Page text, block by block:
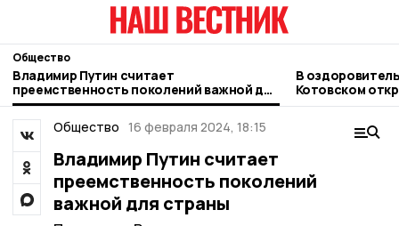
Общество
Владимир Путин считает
преемственность поколений важной для
страны
В
Котовском
Общество 16 февраля 2024, 18:15
Владимир Путин считает
преемственность поколений
важной для страны